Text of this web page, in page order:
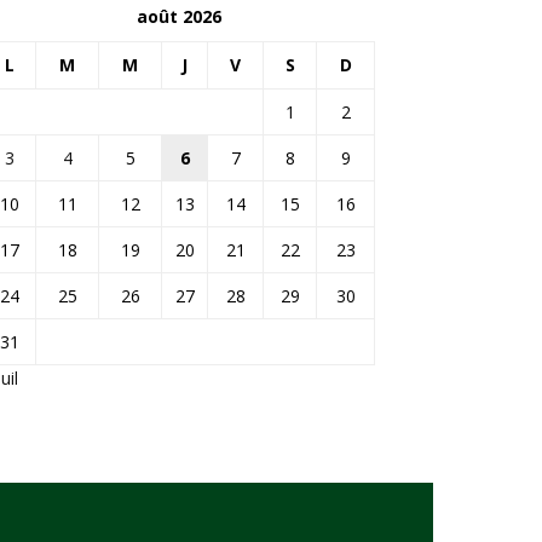
août 2026
L M M J V S D
1
2
3
4 5 6 7 8
9
10
11 12 13 14 15
16
17
18 19 20 21 22
23
24
25 26 27 28 29
30
31